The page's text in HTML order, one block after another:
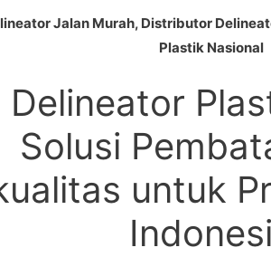
Jalan Murah, Distributor
Plastik Nasional
Delineator
Solusi
untuk